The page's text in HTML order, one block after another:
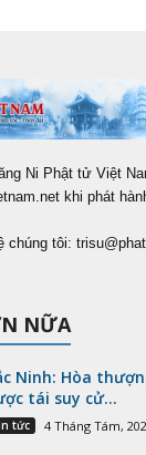
Ni Phật tử Việt
khi phát
chúng tôi:
NỮA
Ninh: Hòa
tái suy cử...
tức 4 Tháng Tám,